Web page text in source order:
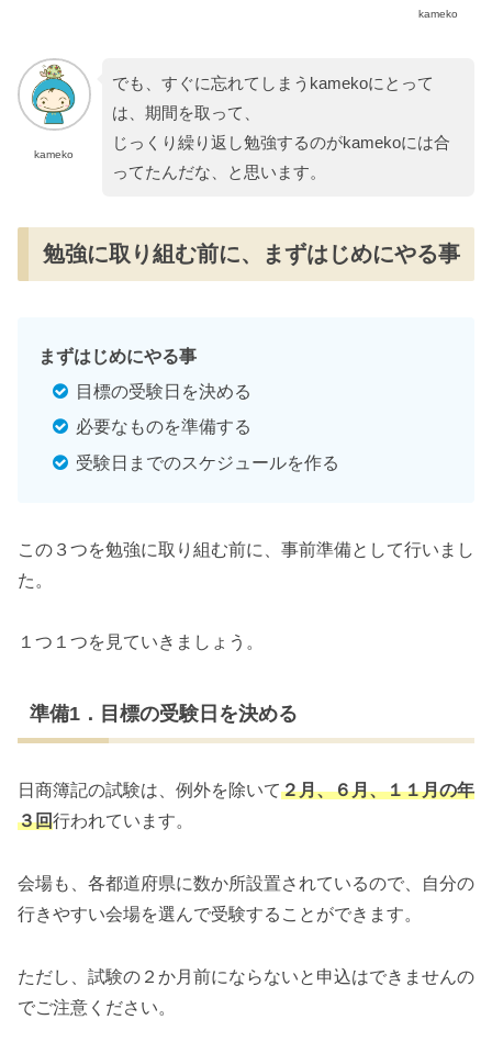
kameko
kameko
でも、すぐに忘れてしまうkamekoにとって
は、期間を取って、
じっくり繰り返し勉強するのがkamekoには合
ってたんだな、と思います。
勉強に取り組む前に、まずはじめにやる事
まずはじめにやる事
目標の受験日を決める
必要なものを準備する
受験日までのスケジュールを作る
この３つを勉強に取り組む前に、事前準備として行いまし
た。
１つ１つを見ていきましょう。
準備1．目標の受験日を決める
日商簿記の試験は、例外を除いて２月、６月、１１月の年
３回行われています。
会場も、各都道府県に数か所設置されているので、自分の
行きやすい会場を選んで受験することができます。
ただし、試験の２か月前にならないと申込はできませんの
でご注意ください。